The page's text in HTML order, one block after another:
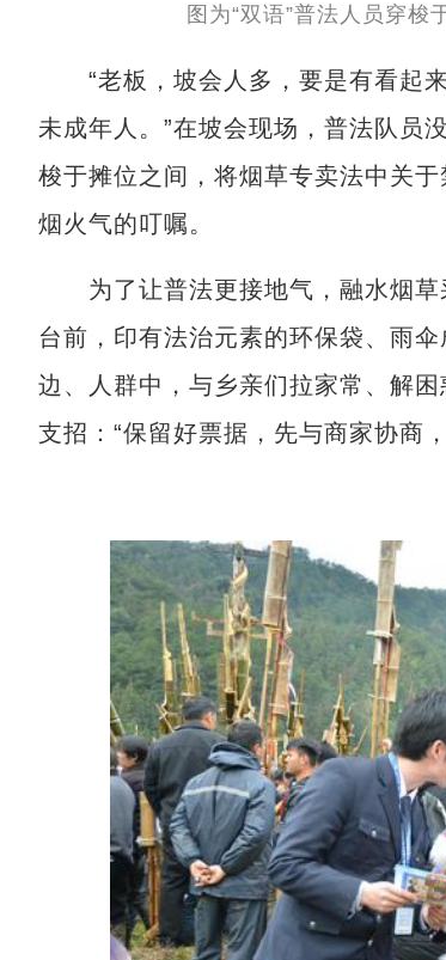
图为“双语”普法人员穿
“老板，坡会人多，要是有看起来
未成年人。”在坡会现场，普法队员
梭于摊位之间，将烟草专卖法中关
烟火气的叮嘱。
为了让普法更接地气，融水烟草
台前，印有法治元素的环保袋、雨
边、人群中，与乡亲们拉家常、解
支招：“保留好票据，先与商家协商